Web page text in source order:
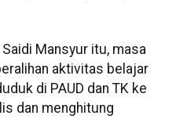
Mansyur itu, masa
aktivitas belajar
di PAUD dan TK ke
dan menghitung